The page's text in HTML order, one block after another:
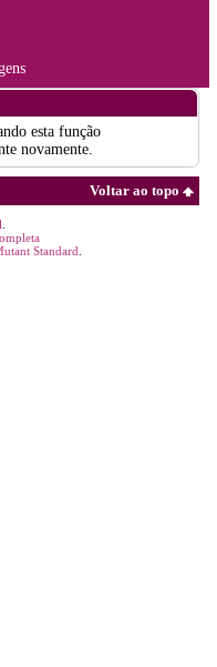
esta função
novamente.
Voltar ao topo
Standard